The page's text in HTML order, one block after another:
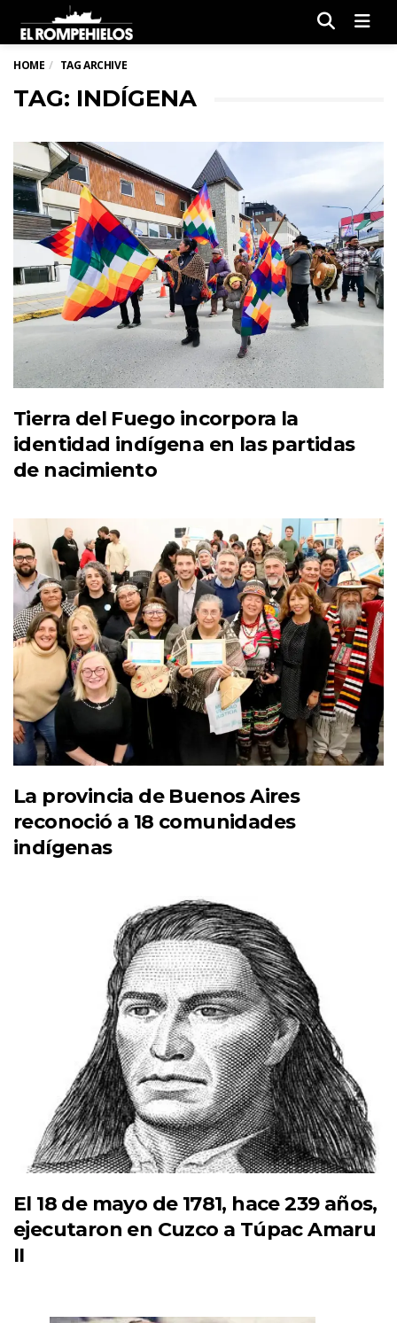
HOME TAG ARCHIVE
TAG: INDÍGENA
Tierra del Fuego incorpora la
identidad indígena en las partidas
de nacimiento
La provincia de Buenos Aires
reconoció a 18 comunidades
indígenas
El 18 de mayo de 1781, hace 239 años,
ejecutaron en Cuzco a Túpac Amaru
II